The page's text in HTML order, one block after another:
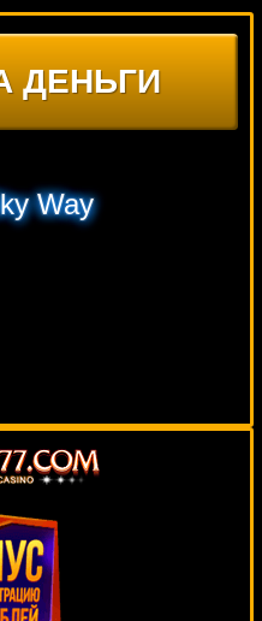
ДЕНЬГИ
Way